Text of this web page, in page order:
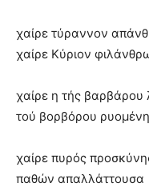
χαίρε τύραννον
χαίρε Κύριον
χαίρε η τής βαρβάρου
τού βορβόρου
χαίρε πυρός
παθών απαλλάττουσα